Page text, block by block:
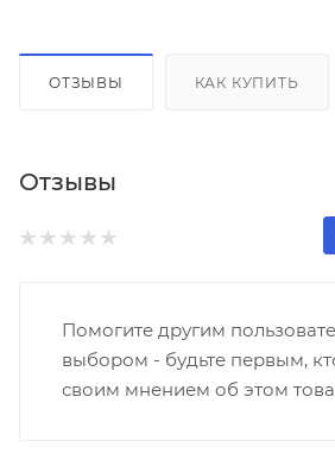
ОТЗЫВЫ КАК КУПИТЬ
Отзывы
Помогите другим
выбором - будьте первым,
своим мнением об этом